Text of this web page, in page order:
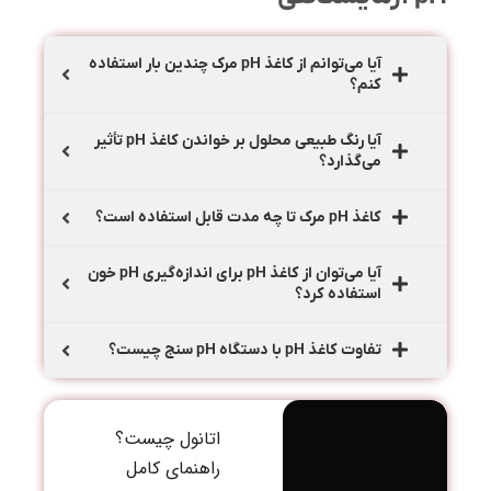
آیا می‌توانم از کاغذ pH مرک چندین بار استفاده
کنم؟
آیا رنگ طبیعی محلول بر خواندن کاغذ pH تأثیر
می‌گذارد؟
کاغذ pH مرک تا چه مدت قابل استفاده است؟
آیا می‌توان از کاغذ pH برای اندازه‌گیری pH خون
استفاده کرد؟
تفاوت کاغذ pH با دستگاه pH سنج چیست؟
اتانول چیست؟
راهنمای کامل